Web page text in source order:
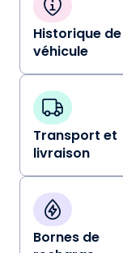
Historique de
véhicule
Transport et
livraison
Bornes de